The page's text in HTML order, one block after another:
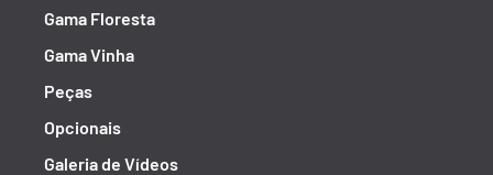
Gama Floresta
Gama Vinha
Peças
Opcionais
Galeria de Vídeos